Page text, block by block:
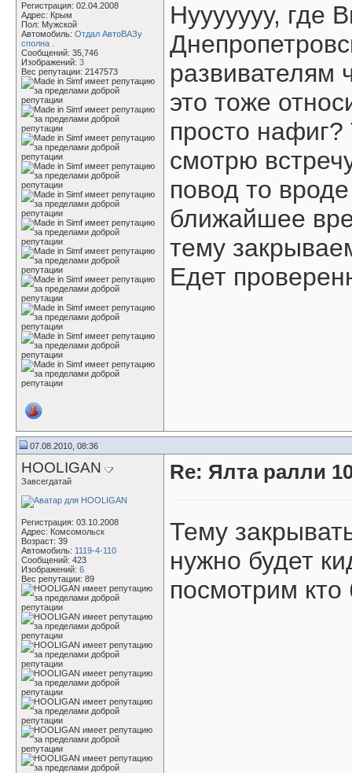
Регистрация: 02.04.2008
Адрес: Крым
Пол: Мужской
Автомобиль: Отдал АвтоВАЗу
сполна .
Сообщений: 35,746
Изображений: 3
Вес репутации: 2147573
Нууууууу, где
развивателям
это тоже
просто нафиг?
смотрю
повод то
ближайшее
тему
Едет
07.08.2010, 08:36
HOOLIGAN
Завсегдатай
Регистрация: 03.10.2008
Адрес: Комсомольск
Возраст: 39
Автомобиль: 1119-4-110
Сообщений: 423
Изображений: 6
Вес репутации: 89
Re: Ялта ралли
Тему
нужно будет
посмотрим кто